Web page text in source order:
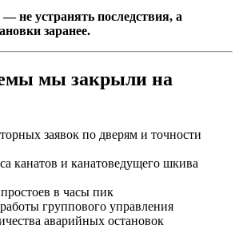
не устранять последствия, а
заранее.
мы закрыли на
заявок по дверям и точности
канатов и канатоведущего шкива
в часы пик
группового управления
аварийных остановок